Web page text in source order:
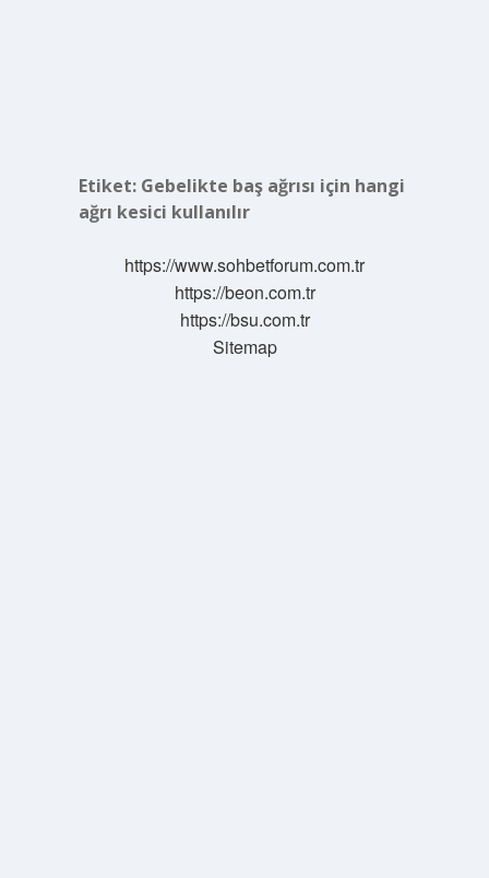
Etiket: Gebelikte baş ağrısı için hangi
ağrı kesici kullanılır
https://www.sohbetforum.com.tr
https://beon.com.tr
https://bsu.com.tr
Sitemap